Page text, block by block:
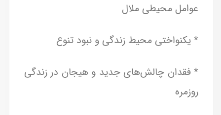
عوامل محیطی ملال
* یکنواختی محیط زندگی و نبود تنوع
* فقدان چالش‌های جدید و هیجان در زندگی
روزمره